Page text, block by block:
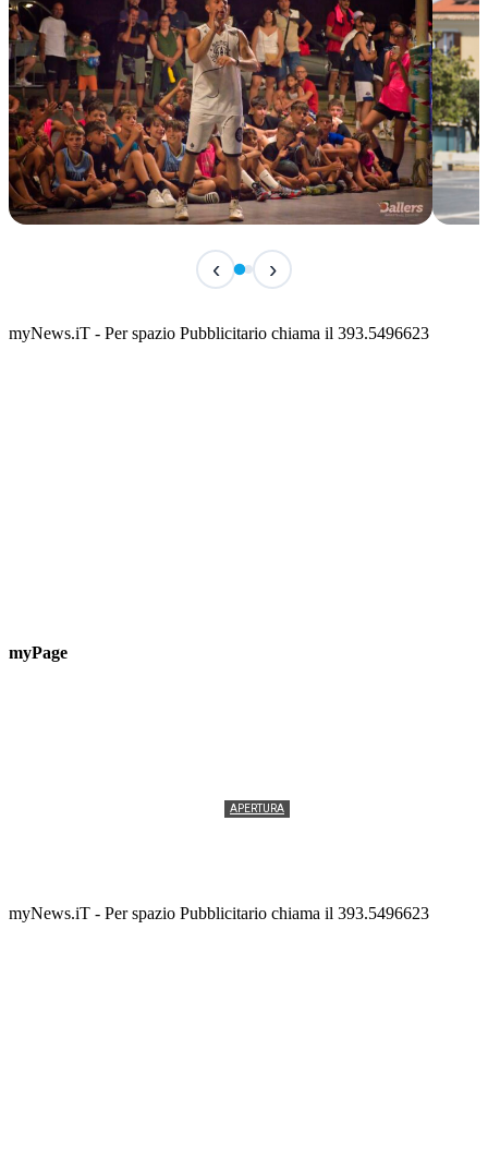
Classic Contest 3vs3 Memorial Michele
📅 6 Agosto 2026 · 09:00 · 📍 Lungomare C. Colombo
‹ ›
myNews.iT - Per spazio Pubblicitario chiama il 393.5496623
myPage
APERTURA
myNews.iT - Per spazio Pubblicitario chiama il 393.5496623